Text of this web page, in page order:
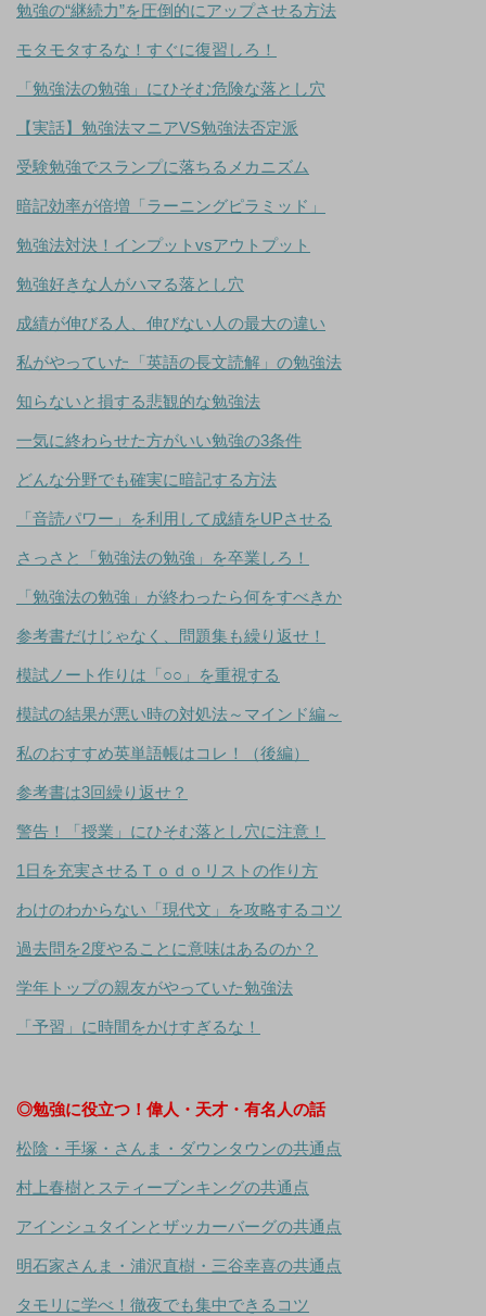
勉強の“継続力”を圧倒的にアップさせる方法
モタモタするな！すぐに復習しろ！
「勉強法の勉強」にひそむ危険な落とし穴
【実話】勉強法マニアVS勉強法否定派
受験勉強でスランプに落ちるメカニズム
暗記効率が倍増「ラーニングピラミッド」
勉強法対決！インプットvsアウトプット
勉強好きな人がハマる落とし穴
成績が伸びる人、伸びない人の最大の違い
私がやっていた「英語の長文読解」の勉強法
知らないと損する悲観的な勉強法
一気に終わらせた方がいい勉強の3条件
どんな分野でも確実に暗記する方法
「音読パワー」を利用して成績をUPさせる
さっさと「勉強法の勉強」を卒業しろ！
「勉強法の勉強」が終わったら何をすべきか
参考書だけじゃなく、問題集も繰り返せ！
模試ノート作りは「○○」を重視する
模試の結果が悪い時の対処法～マインド編～
私のおすすめ英単語帳はコレ！（後編）
参考書は3回繰り返せ？
警告！「授業」にひそむ落とし穴に注意！
1日を充実させるＴｏｄｏリストの作り方
わけのわからない「現代文」を攻略するコツ
過去問を2度やることに意味はあるのか？
学年トップの親友がやっていた勉強法
「予習」に時間をかけすぎるな！
◎勉強に役立つ！偉人・天才・有名人の話
松陰・手塚・さんま・ダウンタウンの共通点
村上春樹とスティーブンキングの共通点
アインシュタインとザッカーバーグの共通点
明石家さんま・浦沢直樹・三谷幸喜の共通点
タモリに学べ！徹夜でも集中できるコツ